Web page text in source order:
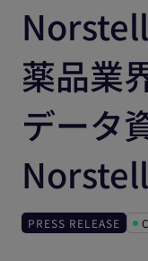
薬品業
データ
PRESS RELEASE